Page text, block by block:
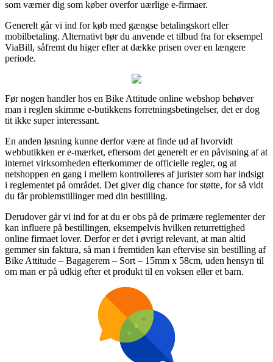
som værner dig som køber overfor uærlige e-firmaer.
Generelt går vi ind for køb med gængse betalingskort eller
mobilbetaling. Alternativt bør du anvende et tilbud fra for eksempel
ViaBill, såfremt du higer efter at dække prisen over en længere
periode.
Før nogen handler hos en Bike Attitude online webshop behøver
man i reglen skimme e-butikkens forretningsbetingelser, det er dog
tit ikke super interessant.
En anden løsning kunne derfor være at finde ud af hvorvidt
webbutikken er e-mærket, eftersom det generelt er en påvisning af at
internet virksomheden efterkommer de officielle regler, og at
netshoppen en gang i mellem kontrolleres af jurister som har indsigt
i reglementet på området. Det giver dig chance for støtte, for så vidt
du får problemstillinger med din bestilling.
Derudover går vi ind for at du er obs på de primære reglementer der
kan influere på bestillingen, eksempelvis hvilken returrettighed
online firmaet lover. Derfor er det i øvrigt relevant, at man altid
gemmer sin faktura, så man i fremtiden kan eftervise sin bestilling af
Bike Attitude – Bagagerem – Sort – 15mm x 58cm, uden hensyn til
om man er på udkig efter et produkt til en voksen eller et barn.